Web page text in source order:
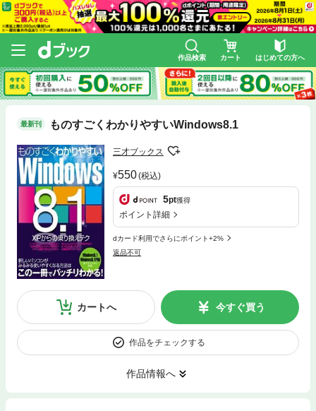
作品検索 カート はじめての方へ
最新刊 ものすごくわかりやすいWindows8.1
三才ブックス
550(税込)
5pt獲得
ポイント詳細
dカード利用でさらにポイント+2%
返品不可
カートへ 今すぐ買う
作品をチェックする
作品情報へ